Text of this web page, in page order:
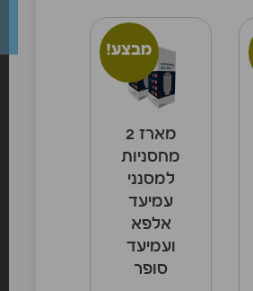
מבצע!
מארז 2
מחסניות
למסנני
עמיעד
אלפא
ועמיעד
סופר